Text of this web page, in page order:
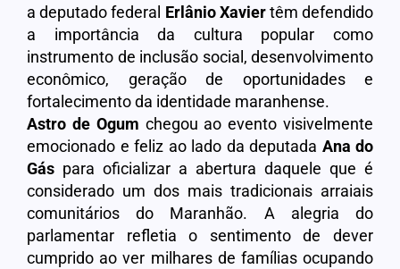
a deputado federal Erlânio Xaviertêm defendido
a importância da cultura popular como
instrumento de inclusão social, desenvolvimento
econômico, geração de oportunidades e
fortalecimento da identidade maranhense.
Astro de Ogum chegou ao evento visivelmente
emocionado e feliz ao lado da deputada Ana do
Gás para oficializar a abertura daquele que é
considerado um dos mais tradicionais arraiais
comunitários do Maranhão. A alegria do
parlamentar refletia o sentimento de dever
cumprido ao ver milhares de famílias ocupando